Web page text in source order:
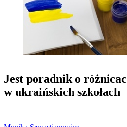
Jest poradnik o
w ukraińskich szkołach